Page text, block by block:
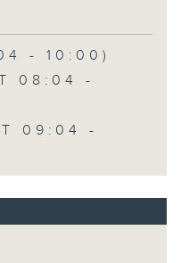
- 10:00)
08:04 -
09:04 -